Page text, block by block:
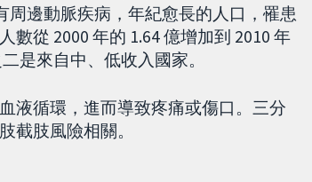
周邊動脈疾病，年紀愈長的人口，罹患
從 2000 年的 1.64 億增加到 2010 年
是來自中、低收入國家。
液循環，進而導致疼痛或傷口。三分
截肢風險相關。